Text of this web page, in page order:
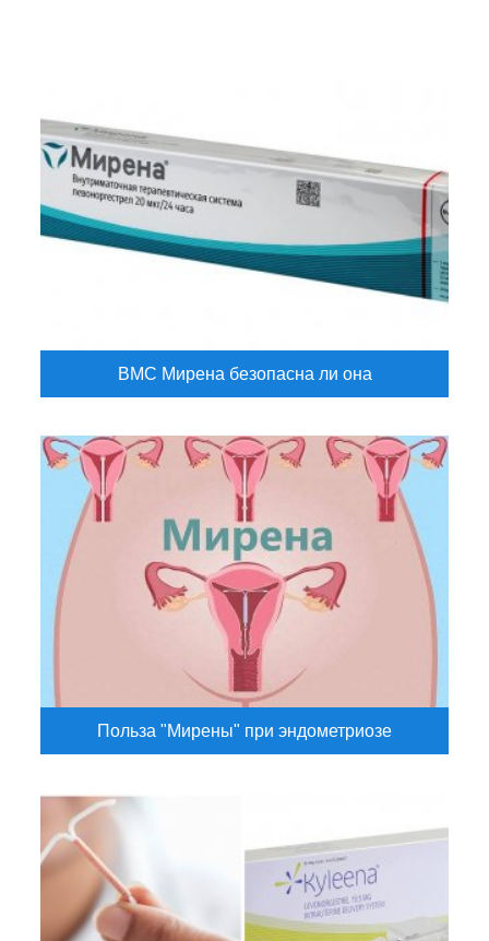
ВМС Мирена безопасна ли она
Польза "Мирены" при эндометриозе